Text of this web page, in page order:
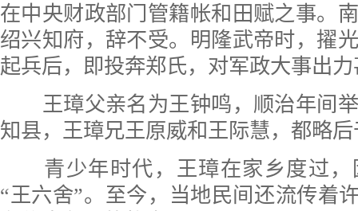
在中央财政部门管籍帐和田赋之事。
绍兴知府，辞不受。明隆武帝时，擢
起兵后，即投奔郑氏，对军政大事出
王璋父亲名为王钟鸣，顺治年间举
知县，王璋兄王原威和王际慧，都略
青少年时代，王璋在家乡度过，
“王六舍”。至今，当地民间还流传着